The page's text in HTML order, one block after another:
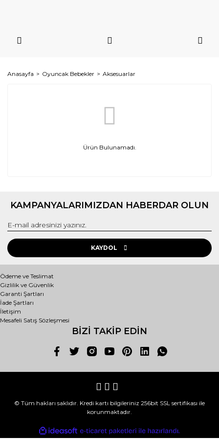
Anasayfa Oyuncak Bebekler Aksesuarlar
Ürün Bulunamadı.
KAMPANYALARIMIZDAN HABERDAR OLUN
KAYDOL
Ödeme ve Teslimat
Gizlilik ve Güvenlik
Garanti Şartları
İade Şartları
İletişim
Mesafeli Satış Sözleşmesi
BİZİ TAKİP EDİN
© Tüm hakları saklıdır. Kredi kartı bilgileriniz 256bit SSL sertifikası ile
korunmaktadır.
ideasoft
e-